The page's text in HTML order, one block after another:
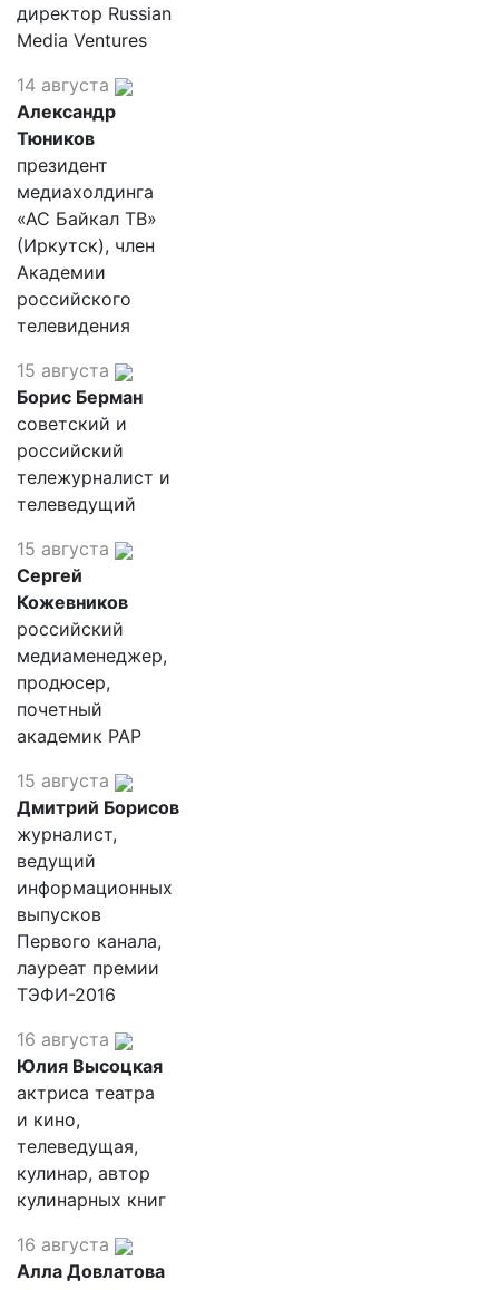
директор Russian
Media Ventures
14 августа
Александр
Тюников
президент
медиахолдинга
«АС Байкал ТВ»
(Иркутск), член
Академии
российского
телевидения
15 августа
Борис Берман
советский и
российский
тележурналист и
телеведущий
15 августа
Сергей
Кожевников
российский
медиаменеджер,
продюсер,
почетный
академик РАР
15 августа
Дмитрий Борисов
журналист,
ведущий
информационных
выпусков
Первого канала,
лауреат премии
ТЭФИ-2016
16 августа
Юлия Высоцкая
актриса театра
и кино,
телеведущая,
кулинар, автор
кулинарных книг
16 августа
Алла Довлатова